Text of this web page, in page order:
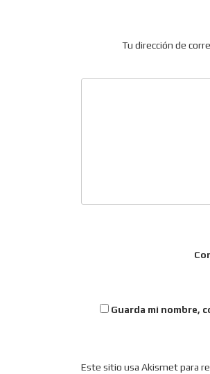
entradasTu dirección de
Guarda mi nombre,
Este sitio usa Akismet para